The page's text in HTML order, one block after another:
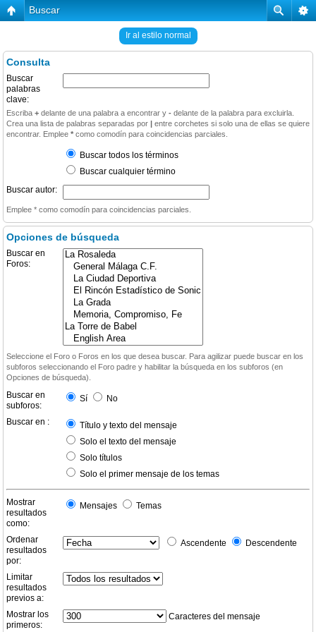
Buscar
Ir al estilo normal
Consulta
Buscar
palabras
clave:
Escriba + delante de una palabra a encontrar y - delante de la palabra para excluirla.
Crea una lista de palabras separadas por | entre corchetes si solo una de ellas se quiere
encontrar. Emplee * como comodín para coincidencias parciales.
Buscar todos los términos
Buscar cualquier término
Buscar autor:
Emplee * como comodín para coincidencias parciales.
Opciones de búsqueda
Buscar en
Foros:
Seleccione el Foro o Foros en los que desea buscar. Para agilizar puede buscar en los
subforos seleccionando el Foro padre y habilitar la búsqueda en los subforos (en
Opciones de búsqueda).
Buscar en
subforos:
Sí No
Buscar en :
Título y texto del mensaje
Solo el texto del mensaje
Solo títulos
Solo el primer mensaje de los temas
Mostrar
resultados
como:
Mensajes Temas
Ordenar
resultados
por:
Ascendente Descendente
Limitar
resultados
previos a:
Mostrar los
primeros:
Caracteres del mensaje